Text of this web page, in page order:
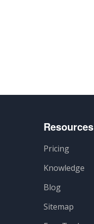
Resources
Pricing
Knowledge
Blog
Sitemap